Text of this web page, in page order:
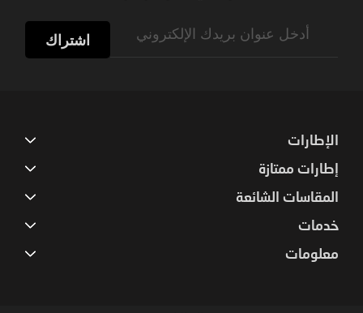
اشتراك
الإطارات
إطارات ممتازة
المقاسات الشائعة
خدمات
معلومات